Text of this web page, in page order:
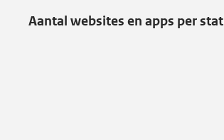
Gemeente
Aantal websites en apps per